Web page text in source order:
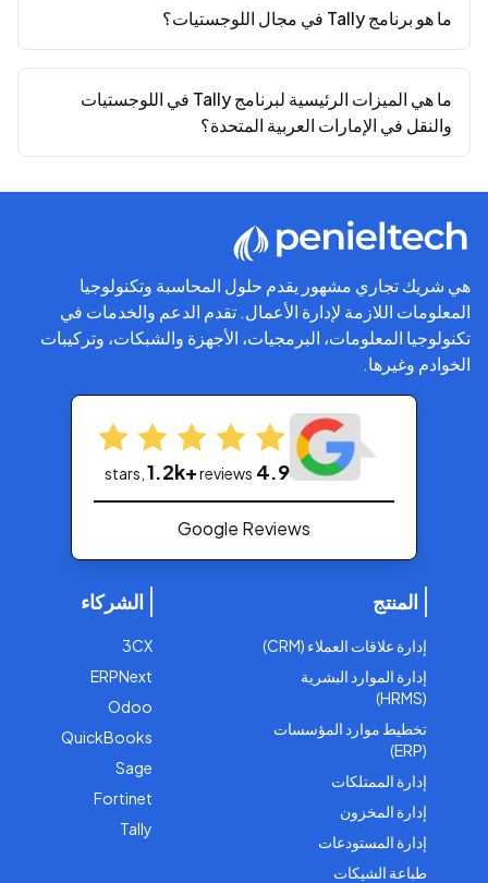
ما هو برنامج Tally في مجال اللوجستيات؟
ما هي الميزات الرئيسية لبرنامج Tally في اللوجستيات
والنقل في الإمارات العربية المتحدة؟
هي شريك تجاري مشهور يقدم حلول المحاسبة وتكنولوجيا
المعلومات اللازمة لإدارة الأعمال. تقدم الدعم والخدمات في
تكنولوجيا المعلومات، البرمجيات، الأجهزة والشبكات، وتركيبات
الخوادم وغيرها.
4.9
stars, 1.2k+reviews
Google Reviews
المنتج
إدارة علاقات العملاء (CRM)
إدارة الموارد البشرية
(HRMS)
تخطيط موارد المؤسسات
(ERP)
إدارة الممتلكات
إدارة المخزون
إدارة المستودعات
طباعة الشيكات
الشركاء
3CX
ERPNext
Odoo
QuickBooks
Sage
Fortinet
Tally